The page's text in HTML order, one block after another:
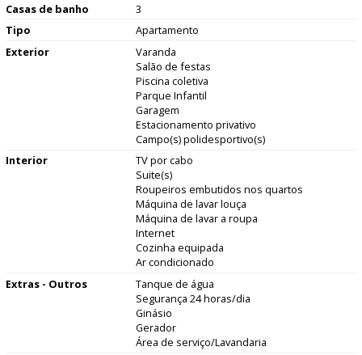
Casas de banho
3
Tipo
Apartamento
Exterior
Varanda
Salão de festas
Piscina coletiva
Parque Infantil
Garagem
Estacionamento privativo
Campo(s) polidesportivo(s)
Interior
TV por cabo
Suite(s)
Roupeiros embutidos nos quartos
Máquina de lavar louça
Máquina de lavar a roupa
Internet
Cozinha equipada
Ar condicionado
Extras - Outros
Tanque de água
Segurança 24 horas/dia
Ginásio
Gerador
Área de serviço/Lavandaria